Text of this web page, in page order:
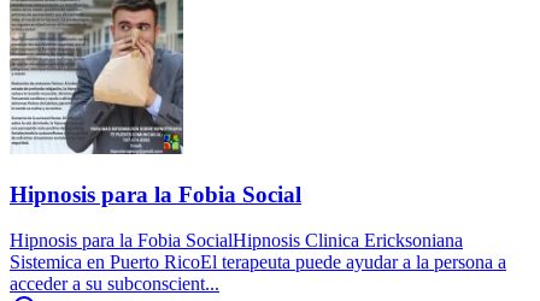
Hipnosis para la Fobia Social
Hipnosis para la Fobia SocialHipnosis Clinica Ericksoniana
Sistemica en Puerto RicoEl terapeuta puede ayudar a la persona a
acceder a su subconscient...